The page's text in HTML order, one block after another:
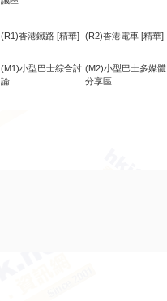
(R1)香港鐵路 [精華] (R2)香港電車 [精華]
(M1)小型巴士綜合討
論
(M2)小型巴士多媒體
分享區